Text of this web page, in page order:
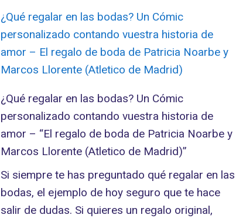
¿Qué regalar en las bodas? Un Cómic
personalizado contando vuestra historia de
amor – El regalo de boda de Patricia Noarbe y
Marcos Llorente (Atletico de Madrid)
¿Qué regalar en las bodas? Un Cómic
personalizado contando vuestra historia de
amor – “El regalo de boda de Patricia Noarbe y
Marcos Llorente (Atletico de Madrid)”
Si siempre te has preguntado qué regalar en las
bodas, el ejemplo de hoy seguro que te hace
salir de dudas. Si quieres un regalo original,